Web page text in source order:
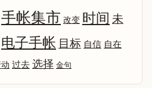
手帐集市 改变 时间 未
电子手帐 目标 自信 自在
过去 选择 金句